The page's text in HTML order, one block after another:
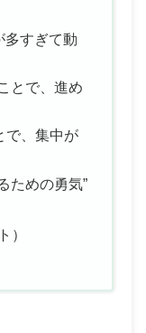
多すぎて動
とで、進め
で、集中が
ための勇気”
）